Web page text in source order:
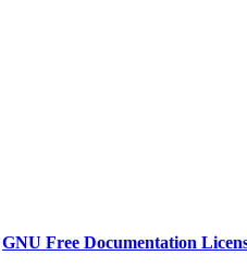
GNU Free Documentation